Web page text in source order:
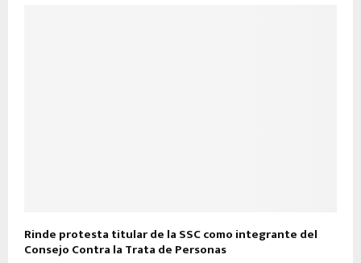
Rinde protesta titular de la SSC como integrante del
Consejo Contra la Trata de Personas